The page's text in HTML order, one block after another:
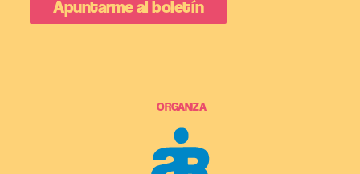
ORGANIZA